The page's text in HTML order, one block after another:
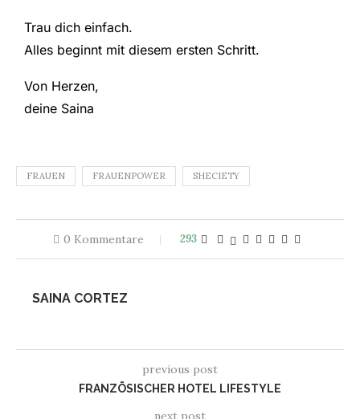
Trau dich einfach.
Alles beginnt mit diesem ersten Schritt.
Von Herzen,
deine Saina
FRAUEN FRAUENPOWER SHECIETY
0 Kommentare 293
SAINA CORTEZ
previous post
FRANZÖSISCHER HOTEL LIFESTYLE
next post